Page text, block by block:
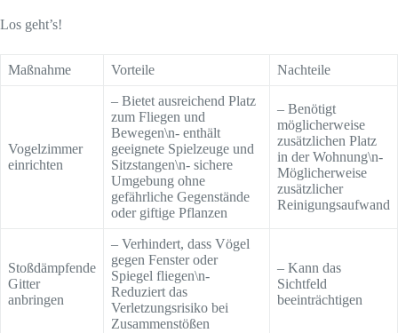
Los geht’s!
Maßnahme Vorteile Nachteile
Vogelzimmer
einrichten
– Bietet ausreichend Platz
zum Fliegen und
Bewegen\n- enthält
geeignete Spielzeuge und
Sitzstangen\n- sichere
Umgebung ohne
gefährliche Gegenstände
oder giftige Pflanzen
– Benötigt
möglicherweise
zusätzlichen Platz
in der Wohnung\n-
Möglicherweise
zusätzlicher
Reinigungsaufwand
Stoßdämpfende
Gitter
anbringen
– Verhindert, dass Vögel
gegen Fenster oder
Spiegel fliegen\n-
Reduziert das
Verletzungsrisiko bei
Zusammenstößen
– Kann das
Sichtfeld
beeinträchtigen